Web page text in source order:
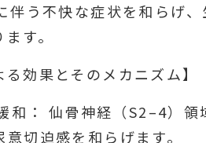
伴う不快な症状を和らげ
す。
る効果とそのメカニズム】
和： 仙骨神経（S2–4）
切迫感を和らげます。